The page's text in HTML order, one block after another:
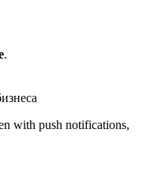
.
with push notifications,